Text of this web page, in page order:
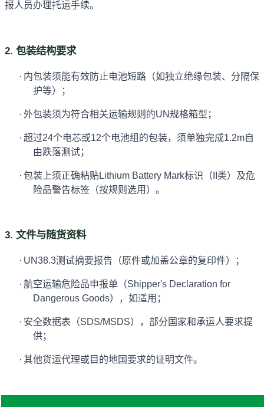
报人员办理托运手续。
2. 包装结构要求
· 内包装须能有效防止电池短路（如独立绝缘包装、分隔保
护等）；
· 外包装须为符合相关运输规则的UN规格箱型；
· 超过24个电芯或12个电池组的包装，须单独完成1.2m自
由跌落测试；
· 包装上须正确粘贴Lithium Battery Mark标识（II类）及危
险品警告标签（按规则选用）。
3. 文件与随货资料
· UN38.3测试摘要报告（原件或加盖公章的复印件）；
· 航空运输危险品申报单（Shipper's Declaration for
Dangerous Goods），如适用；
· 安全数据表（SDS/MSDS），部分国家和承运人要求提
供；
· 其他货运代理或目的地国要求的证明文件。